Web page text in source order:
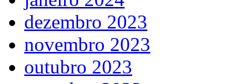
dezembro 2023
novembro 2023
outubro 2023